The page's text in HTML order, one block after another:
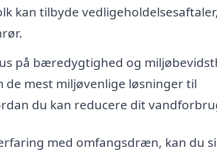
kan tilbyde
på bæredygtighed og
de mest miljøvenlige løsninger til
du kan reducere dit
med omfangsdræn, kan du